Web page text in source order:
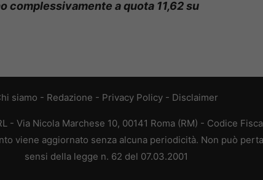
complessivamente a quota 11,62 su
siamo - Redazione - Privacy Policy - Disclaimer
- Via Nicola Marchese 10, 00141 Roma (RM) - Codice
viene aggiornato senza alcuna periodicità. Non può
sensi della legge n. 62 del 07.03.2001